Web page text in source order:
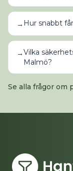
→ Hur snabbt
→Vilka
Malmö?
Se alla frågor om